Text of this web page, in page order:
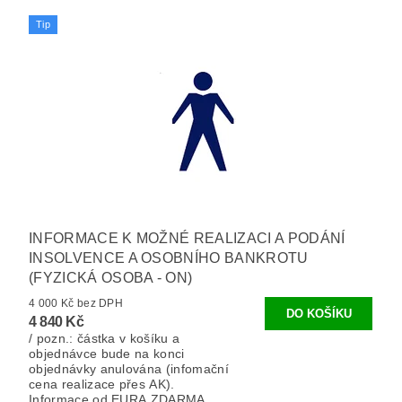
Tip
INFORMACE K MOŽNÉ REALIZACI A PODÁNÍ
INSOLVENCE A OSOBNÍHO BANKROTU
(FYZICKÁ OSOBA - ON)
4 000 Kč bez DPH
4 840 Kč
/ pozn.: částka v košíku a
objednávce bude na konci
objednávky anulována (infomační
cena realizace přes AK).